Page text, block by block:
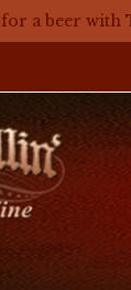
for a beer with
Mosaik
auf ein Bier
auf ein Bier mit